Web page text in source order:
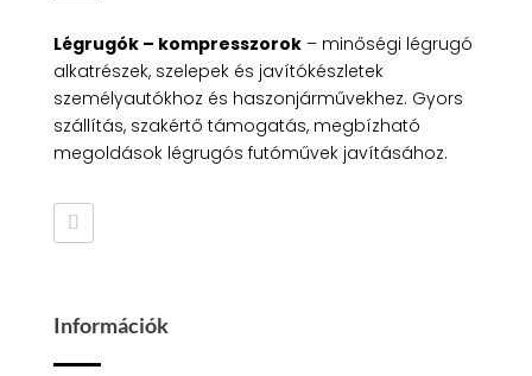
Légrugók – kompresszorok– minőségi légrugó
alkatrészek, szelepek és javítókészletek
személyautókhoz és haszonjárművekhez. Gyors
szállítás, szakértő támogatás, megbízható
megoldások légrugós futóművek javításához.
Információk